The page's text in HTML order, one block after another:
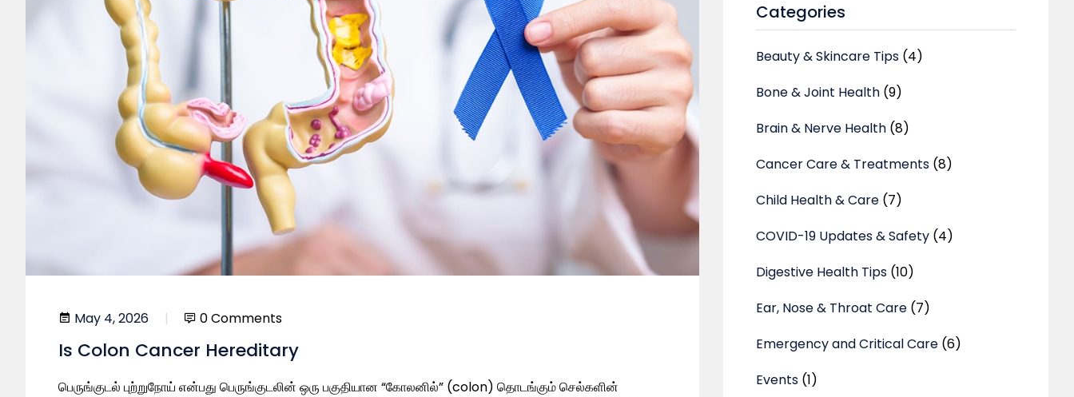
May 4, 2026 0 Comments
Is Colon Cancer Hereditary
பெருங்குடல் புற்றுநோய் என்பது பெருங்குடலின் ஒரு பகுதியான “கோலனில்” (colon) தொடங்கும் செல்களின்
Categories
Beauty & Skincare Tips (4)
Bone & Joint Health (9)
Brain & Nerve Health (8)
Cancer Care & Treatments (8)
Child Health & Care (7)
COVID-19 Updates & Safety (4)
Digestive Health Tips (10)
Ear, Nose & Throat Care (7)
Emergency and Critical Care (6)
Events (1)